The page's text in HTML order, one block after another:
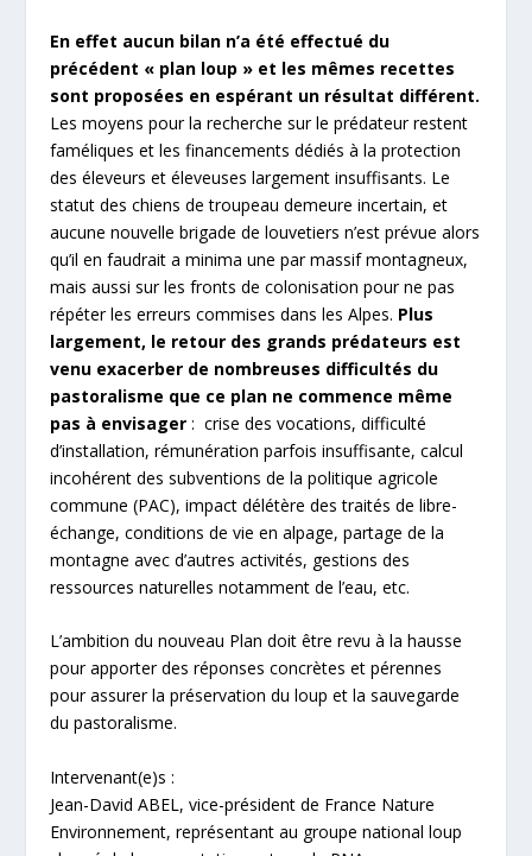
En effet aucun bilan n’a été effectué du
précédent « plan loup » et les mêmes recettes
sont proposées en espérant un résultat différent.
Les moyens pour la recherche sur le prédateur restent
faméliques et les financements dédiés à la protection
des éleveurs et éleveuses largement insuffisants. Le
statut des chiens de troupeau demeure incertain, et
aucune nouvelle brigade de louvetiers n’est prévue alors
qu’il en faudrait a minima une par massif montagneux,
mais aussi sur les fronts de colonisation pour ne pas
répéter les erreurs commises dans les Alpes. Plus
largement, le retour des grands prédateurs est
venu exacerber de nombreuses difficultés du
pastoralisme que ce plan ne commence même
pas à envisager : crise des vocations, difficulté
d’installation, rémunération parfois insuffisante, calcul
incohérent des subventions de la politique agricole
commune (PAC), impact délétère des traités de libre-
échange, conditions de vie en alpage, partage de la
montagne avec d’autres activités, gestions des
ressources naturelles notamment de l’eau, etc.
L’ambition du nouveau Plan doit être revu à la hausse
pour apporter des réponses concrètes et pérennes
pour assurer la préservation du loup et la sauvegarde
du pastoralisme.
Intervenant(e)s :
Jean-David ABEL, vice-président de France Nature
Environnement, représentant au groupe national loup